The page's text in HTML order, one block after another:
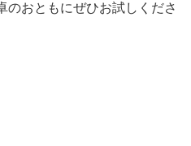
のおともにぜひお試しくださ